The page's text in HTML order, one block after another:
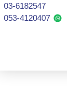
03-6182547
053-4120407​